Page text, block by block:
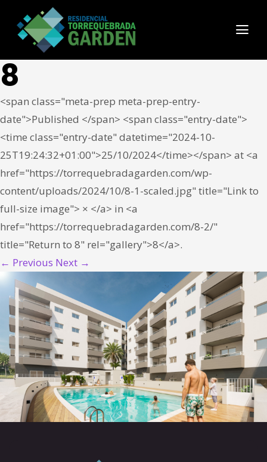
8
<span class="meta-prep meta-prep-entry-
date">Published </span> <span class="entry-date">
<time class="entry-date" datetime="2024-10-
25T19:24:32+01:00">25/10/2024</time></span> at <a
href="https://torrequebradagarden.com/wp-
content/uploads/2024/10/8-1-scaled.jpg" title="Link to
full-size image"> × </a> in <a
href="https://torrequebradagarden.com/8-2/"
title="Return to 8" rel="gallery">8</a>.
← Previous Next →